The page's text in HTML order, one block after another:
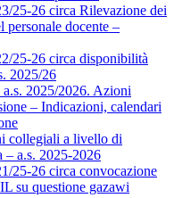
25-26 circa Rilevazione dei
docente –
25-26 circa disponibilità
2025/26
2025/2026. Azioni
– Indicazioni, calendari
collegiali a livello di
– a.s. 2025-2026
25-26 circa convocazione
su questione gazawi